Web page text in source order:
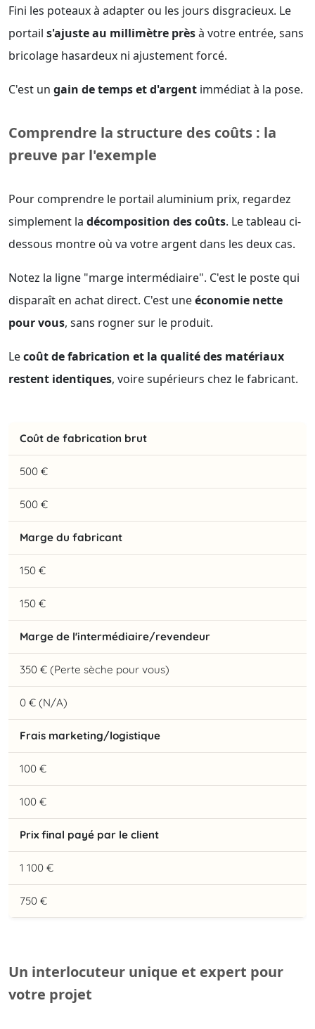
Fini les poteaux à adapter ou les jours disgracieux. Le
portail s'ajuste au millimètre prèsà votre entrée, sans
bricolage hasardeux ni ajustement forcé.
C'est un gain de temps et d'argent immédiat à la pose.
Comprendre la structure des coûts : la
preuve par l'exemple
Pour comprendre le portail aluminium prix, regardez
simplement la décomposition des coûts. Le tableau ci-
dessous montre où va votre argent dans les deux cas.
Notez la ligne "marge intermédiaire". C'est le poste qui
disparaît en achat direct. C'est uneéconomie nette
pour vous, sans rogner sur le produit.
Lecoût de fabrication et la qualité des matériaux
restent identiques, voire supérieurs chez le fabricant.
Coût de fabrication brut
500 €
500 €
Marge du fabricant
150 €
150 €
Marge de l'intermédiaire/revendeur
350 € (Perte sèche pour vous)
0 € (N/A)
Frais marketing/logistique
100 €
100 €
Prix final payé par le client
1 100 €
750 €
Un interlocuteur unique et expert pour
votre projet